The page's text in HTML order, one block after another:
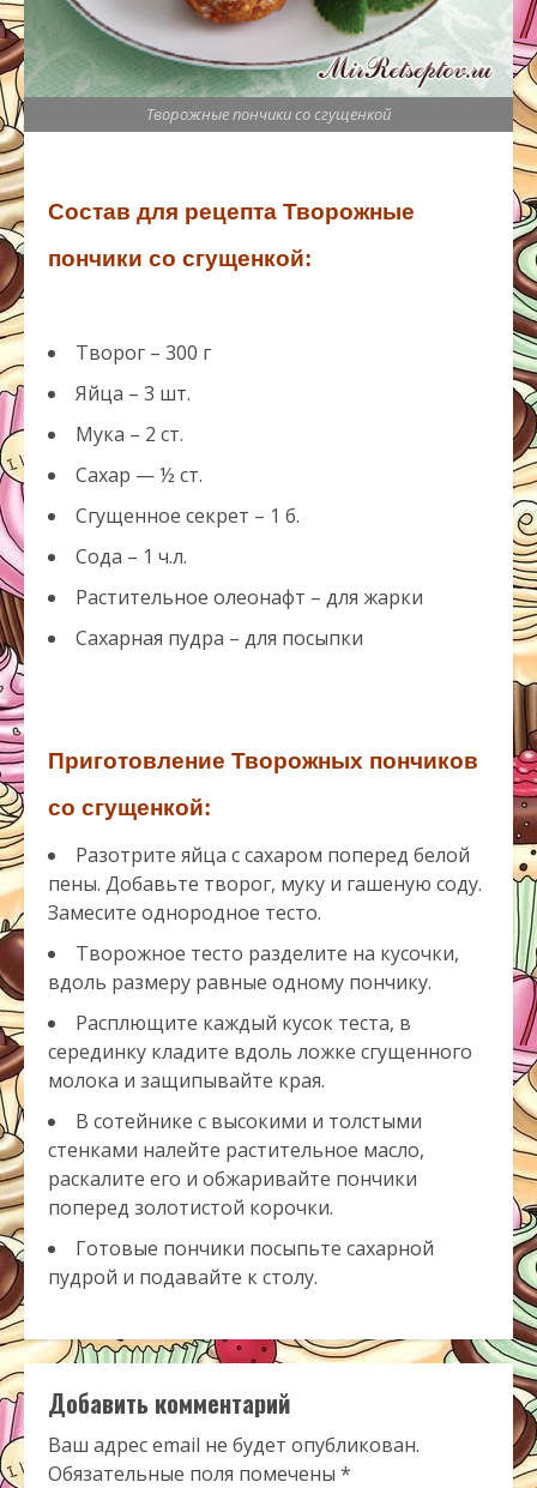
Творожные пончики со сгущенкой
Состав для рецепта Творожные
пончики со сгущенкой:
Творог – 300 г
Яйца – 3 шт.
Мука – 2 ст.
Сахар — ½ ст.
Сгущенное секрет – 1 б.
Сода – 1 ч.л.
Растительное олеонафт – для жарки
Сахарная пудра – для посыпки
Приготовление Творожных пончиков
со сгущенкой:
Разотрите яйца с сахаром поперед белой
пены. Добавьте творог, муку и гашеную соду.
Замесите однородное тесто.
Творожное тесто разделите на кусочки,
вдоль размеру равные одному пончику.
Расплющите каждый кусок теста, в
серединку кладите вдоль ложке сгущенного
молока и защипывайте края.
В сотейнике с высокими и толстыми
стенками налейте растительное масло,
раскалите его и обжаривайте пончики
поперед золотистой корочки.
Готовые пончики посыпьте сахарной
пудрой и подавайте к столу.
Добавить комментарий
Ваш адрес email не будет опубликован.
Обязательные поля помечены *